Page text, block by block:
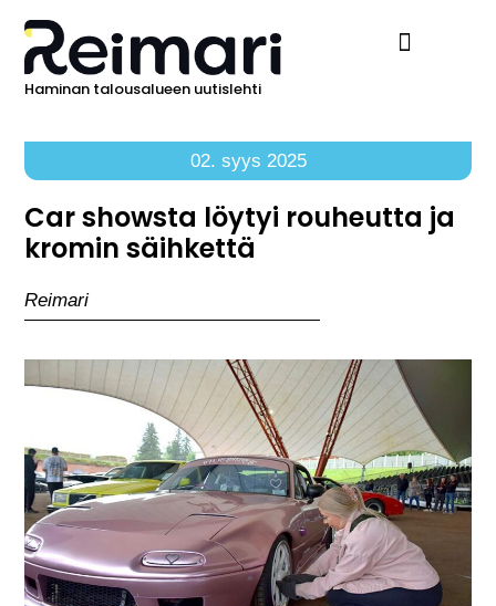
Haminan talousalueen uutislehti
02. syys 2025
Car showsta löytyi rouheutta ja
kromin säihkettä
Reimari